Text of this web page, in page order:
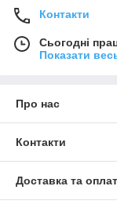
Контакти
Сьогодні
Показати
Про нас
Контакти
Доставка та